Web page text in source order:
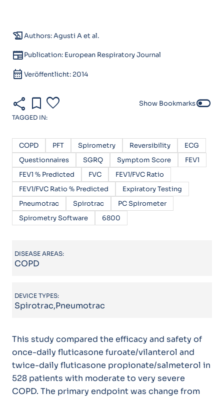
history_eduAuthors: Agusti A et al.
newspaperPublication: European Respiratory Journal
calendar_month Veröffentlicht: 2014
share bookmark favorite Show Bookmarkstoggle_off
TAGGED IN:
COPD PFT Spirometry Reversibility
ECG
Questionnaires
SGRQ Symptom Score
FEV1
FEV1 % Predicted
FVC
FEV1/FVC Ratio
FEV1/FVC Ratio % Predicted
Expiratory Testing
Pneumotrac
Spirotrac
PC Spirometer
Spirometry Software
6800
DISEASE AREAS:
COPD
DEVICE TYPES:
Spirotrac,Pneumotrac
This study compared the efficacy and safety of
once-daily fluticasone furoate/vilanterol and
twice-daily fluticasone propionate/salmeterol in
528 patients with moderate to very severe
COPD. The primary endpoint was change from